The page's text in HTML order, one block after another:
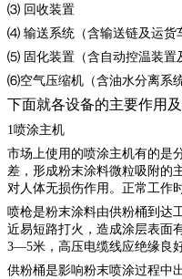
⑶ 回收装置
⑷ 输送系统（含输送链及运货
⑸ 固化装置（含自动控温装置
⑹空气压缩机（含油水分离系统
下面就各设备的主要作用
1喷涂主机
市场上使用的喷涂主机有的是
差，形成粉末涂料微粒吸附的
对人体无损伤作用。正常工作
喷枪是粉末涂料由供粉桶到达
近易短路打火，造成涂层表面
3—5米，高压电缆线应绝缘良
供粉桶是影响粉末喷涂过程中